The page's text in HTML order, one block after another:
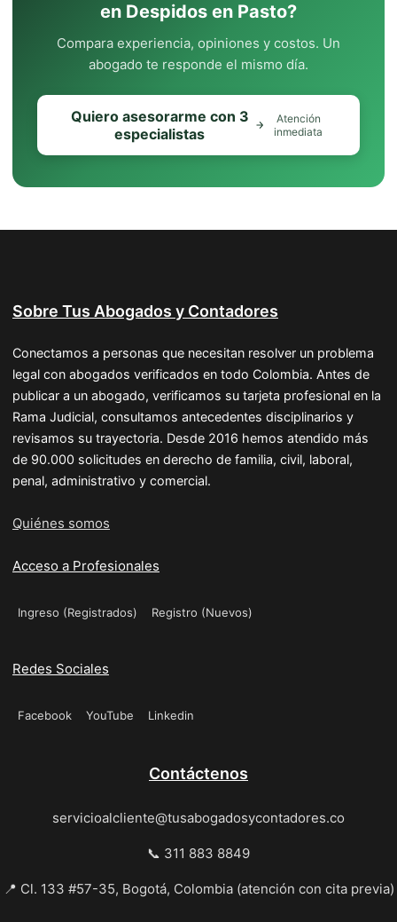
en Despidos en Pasto?
Compara experiencia, opiniones y costos. Un
abogado te responde el mismo día.
Quiero asesorarme con 3
especialistas
Atención
inmediata
Sobre Tus Abogados y Contadores
Conectamos a personas que necesitan resolver un problema
legal con abogados verificados en todo Colombia. Antes de
publicar a un abogado, verificamos su tarjeta profesional en la
Rama Judicial, consultamos antecedentes disciplinarios y
revisamos su trayectoria. Desde 2016 hemos atendido más
de 90.000 solicitudes en derecho de familia, civil, laboral,
penal, administrativo y comercial.
Quiénes somos
Acceso a Profesionales
Ingreso (Registrados) Registro (Nuevos)
Redes Sociales
Facebook YouTube Linkedin
Contáctenos
servicioalcliente@tusabogadosycontadores.co
📞 311 883 8849
📍 Cl. 133 #57-35, Bogotá, Colombia (atención con cita previa)